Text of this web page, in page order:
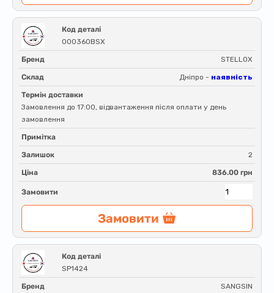
Код деталі
000360BSX
Бренд STELLOX
Склад Дніпро - наявність
Термін доставки
Замовлення до 17:00, відвантаження після оплати у день
замовлення
Примітка
Залишок 2
Ціна 836.00 грн
Замовити
Замовити
Код деталі
SP1424
Бренд SANGSIN